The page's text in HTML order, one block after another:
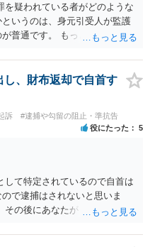
を疑われている者がどのような
いうのは、身元引受人が監護
普通です。 もっとも、事実関
かなとは思います。
、財布返却で自首す
訴 #逮捕や勾留の阻止・準抗告
役にたった 5
して特定されているので自首は
で逮捕はされないと思いま
その後にあなたがトイレに入
ます。